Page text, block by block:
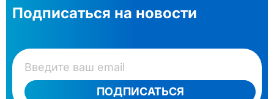
Подписаться на новости
ПОДПИСАТЬСЯ